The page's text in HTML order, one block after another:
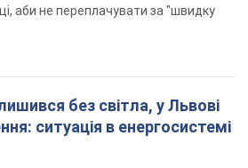
аби не переплачувати за "швидку
без світла, у Львові
ситуація в енергосистемі